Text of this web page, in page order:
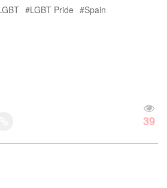
LGBT Pride Spain
39